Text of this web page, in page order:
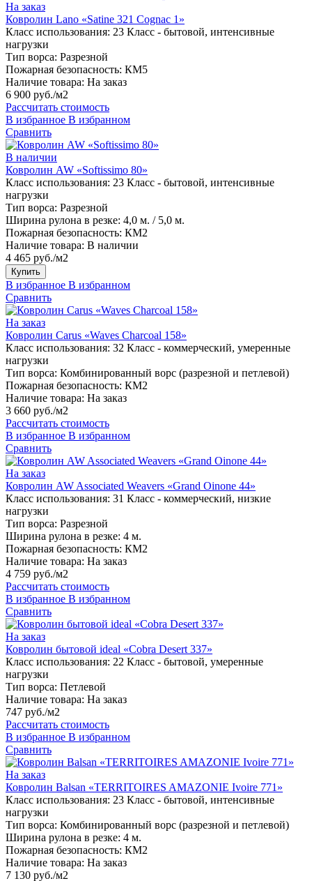
На заказ
Ковролин Lano «Satine 321 Cognac 1»
Класс использования: 23 Класс - бытовой, интенсивные
нагрузки
Тип ворса: Разрезной
Пожарная безопасность: КМ5
Наличие товара: На заказ
6 900 руб./м2
Рассчитать стоимость
В избранное В избранном
Сравнить
В наличии
Ковролин AW «Softissimo 80»
Класс использования: 23 Класс - бытовой, интенсивные
нагрузки
Тип ворса: Разрезной
Ширина рулона в резке: 4,0 м. / 5,0 м.
Пожарная безопасность: КМ2
Наличие товара: В наличии
4 465 руб./м2
Купить
В избранное В избранном
Сравнить
На заказ
Ковролин Carus «Waves Charcoal 158»
Класс использования: 32 Класс - коммерческий, умеренные
нагрузки
Тип ворса: Комбинированный ворс (разрезной и петлевой)
Пожарная безопасность: КМ2
Наличие товара: На заказ
3 660 руб./м2
Рассчитать стоимость
В избранное В избранном
Сравнить
На заказ
Ковролин AW Associated Weavers «Grand Oinone 44»
Класс использования: 31 Класс - коммерческий, низкие
нагрузки
Тип ворса: Разрезной
Ширина рулона в резке: 4 м.
Пожарная безопасность: КМ2
Наличие товара: На заказ
4 759 руб./м2
Рассчитать стоимость
В избранное В избранном
Сравнить
На заказ
Ковролин бытовой ideal «Cobra Desert 337»
Класс использования: 22 Класс - бытовой, умеренные
нагрузки
Тип ворса: Петлевой
Наличие товара: На заказ
747 руб./м2
Рассчитать стоимость
В избранное В избранном
Сравнить
На заказ
Ковролин Balsan «TERRITOIRES AMAZONIE Ivoire 771»
Класс использования: 23 Класс - бытовой, интенсивные
нагрузки
Тип ворса: Комбинированный ворс (разрезной и петлевой)
Ширина рулона в резке: 4 м.
Пожарная безопасность: КМ2
Наличие товара: На заказ
7 130 руб./м2